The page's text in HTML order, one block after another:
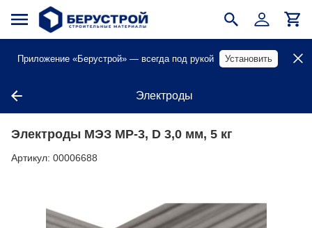
Приложение «Берустрой» — всегда под рукой Установить
Электроды
Электроды МЭЗ МР-3, D 3,0 мм, 5 кг
Артикул: 00006688